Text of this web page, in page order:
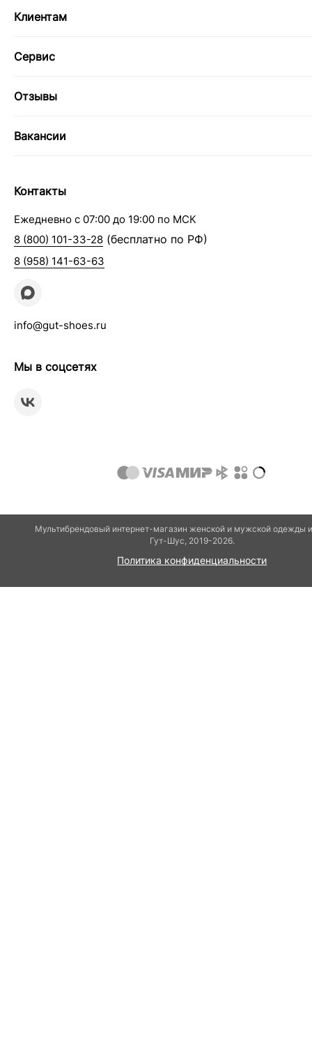
Клиентам
Сервис
Отзывы
Вакансии
Контакты
Ежедневно с 07:00 до 19:00 по МСК
8 (800) 101-33-28 (бесплатно по РФ)
8 (958) 141-63-63
info@gut-shoes.ru
Мы в соцсетях
Мультибрендовый интернет-магазин женской и мужской одежды
Гут-Шуc, 2019-2026.
Политика конфиденциальности